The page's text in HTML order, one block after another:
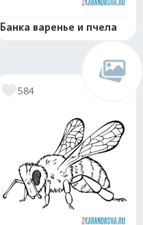
Банка варенье и пчела
584